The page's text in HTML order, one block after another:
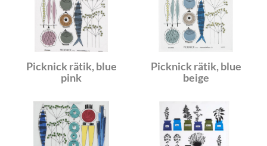
Picknick rätik, blue
pink
Picknick rätik, blue
beige